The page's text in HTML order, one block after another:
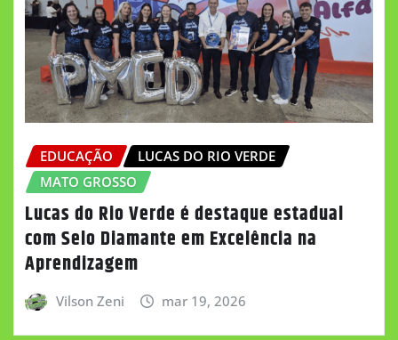
EDUCAÇÃO
LUCAS DO RIO VERDE
MATO GROSSO
Lucas do Rio Verde é destaque estadual
com Selo Diamante em Excelência na
Aprendizagem
Vilson Zeni mar 19, 2026